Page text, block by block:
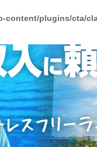
content/plugins/cta/